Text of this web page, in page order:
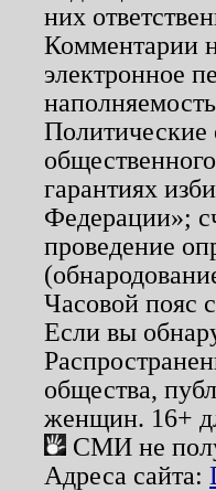
них
Комментарии
электронное
Политические
гарантиях
Федерации»;
проведение
Часовой пояс
Если вы
общества,
женщин. 16+
СМИ не
Адреса сайта: